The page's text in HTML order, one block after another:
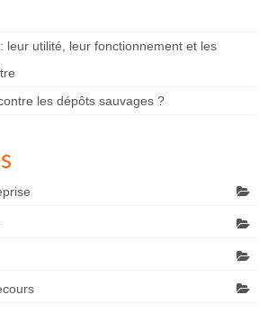
leur utilité, leur fonctionnement et les
les dépôts sauvages ?